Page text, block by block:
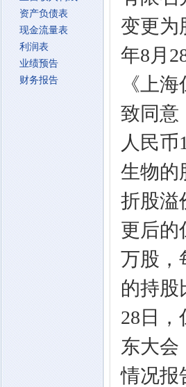
资产负债表
现金流量表
利润表
业绩预告
财务报告
变更为
年8月
《上
致同意
人民币
生物的
折股溢
更后的
万股，
的持股
28日
东大会
情况报